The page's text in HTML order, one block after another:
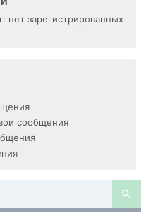
нет зарегистрированных
сообщения